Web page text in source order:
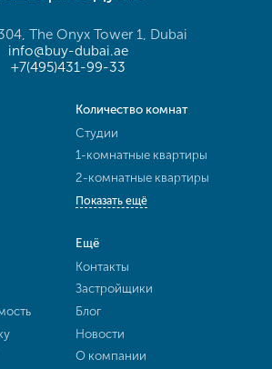
The Onyx Tower 1, Dubai
info@buy-dubai.ae
+7(495)431-99-33
Количество комнат
Студии
1-комнатные квартиры
2-комнатные квартиры
Показать ещё
Ещё
Контакты
Застройщики
Блог
Новости
О компании